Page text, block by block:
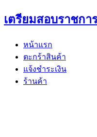
Skip
to
เตรียมสอบราชก
หน้าแรก
ตะกร้าสินค้า
แจ้งชำระเงิน
ร้านค้า